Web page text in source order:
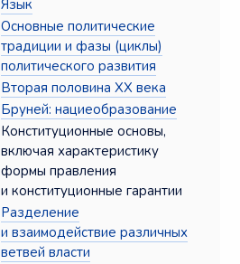
Язык
Основные политические
традиции и фазы (циклы)
политического развития
Вторая половина XX века
Бруней: нациеобразование
Конституционные основы,
включая характеристику
формы правления
и конституционные гарантии
Разделение
и взаимодействие различных
ветвей власти